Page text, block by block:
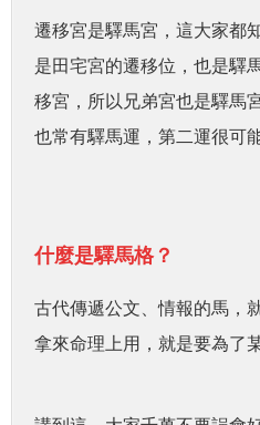
遷移宮是驛馬宮，這大家都
是田宅宮的遷移位，也是驛
移宮，所以兄弟宮也是驛馬
也常有驛馬運，第二運很可
什麼是驛馬格？
古代傳遞公文、情報的馬，
拿來命理上用，就是要為了